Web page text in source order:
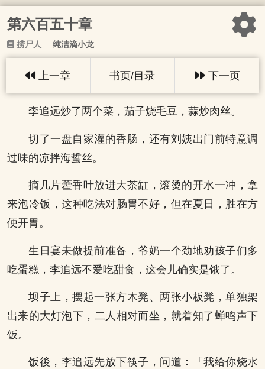
第六百五十章
捞尸人 纯洁滴小龙
上一章 书页/目录 下一页
李追远炒了两个菜，茄子烧毛豆，蒜炒肉丝。
切了一盘自家灌的香肠，还有刘姨出门前特意调
过味的凉拌海蜇丝。
摘几片藿香叶放进大茶缸，滚烫的开水一冲，拿
来泡冷饭，这种吃法对肠胃不好，但在夏日，胜在方
便开胃。
生日宴未做提前准备，爷奶一个劲地劝孩子们多
吃蛋糕，李追远不爱吃甜食，这会儿确实是饿了。
坝子上，摆起一张方木凳、两张小板凳，单独架
出来的大灯泡下，二人相对而坐，就着知了蝉鸣声下
饭。
饭後，李追远先放下筷子，问道：「我给你烧水